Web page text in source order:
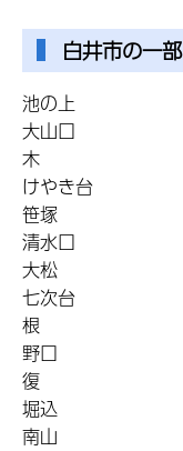
白井市の一部
池の上
大山口
木
けやき台
笹塚
清水口
大松
七次台
根
野口
復
堀込
南山